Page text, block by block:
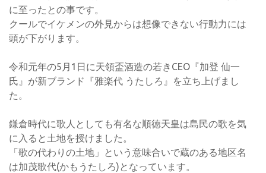
に至ったとの事です。
クールでイケメンの外見からは想像できない行動力には
頭が下がります。
令和元年の5月1日に天領盃酒造の若きCEO『加登 仙一
氏』が新ブランド『雅楽代 うたしろ』を立ち上げまし
た。
鎌倉時代に歌人としても有名な順徳天皇は島民の歌を気
に入ると土地を授けました。
「歌の代わりの土地」という意味合いで蔵のある地区名
は加茂歌代(かもうたしろ)となっています。